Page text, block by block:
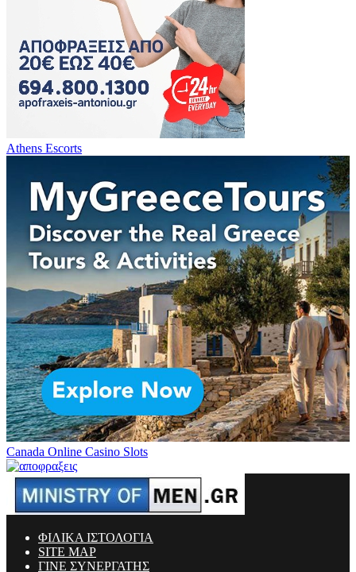
Athens Escorts
Canada Online Casino Slots
ΦΙΛΙΚΑ ΙΣΤΟΛΟΓΙΑ
SITE MAP
ΓΙΝΕ ΣΥΝΕΡΓΑΤΗΣ